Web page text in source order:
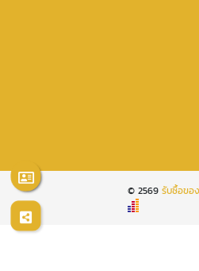
© 2569รับซื้อขอ